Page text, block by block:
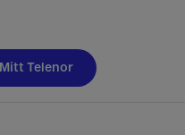
Mitt Telenor